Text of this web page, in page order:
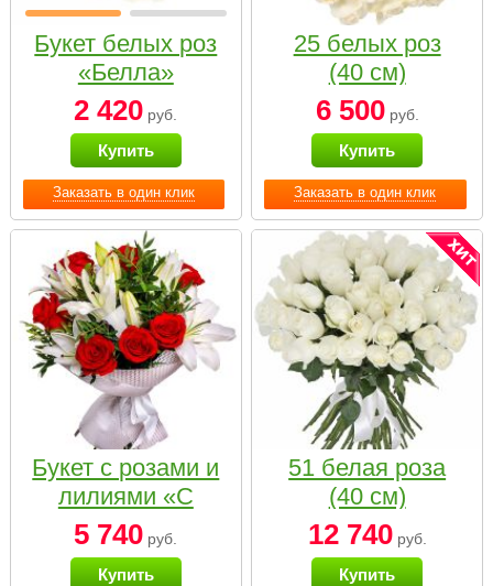
Заказать в один клик
Букет белых роз
«Белла»
2 420 руб.
Купить
Заказать в один клик
25 белых роз
(40 см)
6 500руб.
Купить
Букет с розами и
лилиями «С
наилучшими
пожеланиями»
5 740 руб.
Купить
51 белая роза
(40 см)
12 740руб.
Купить